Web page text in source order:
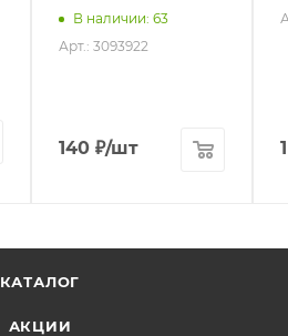
В наличии: 63
Арт.: 3093922
140 ₽/шт
КАТАЛОГ
АКЦИИ